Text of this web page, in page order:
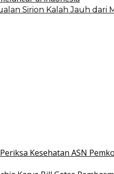
Sirion Kalah Jauh dari